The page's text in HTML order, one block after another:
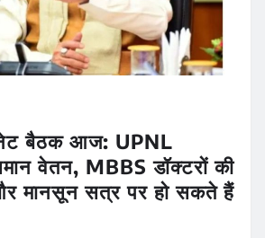
बैठक आज: UPNL
वेतन, MBBS डॉक्टरों की
मानसून सत्र पर हो सकते हैं